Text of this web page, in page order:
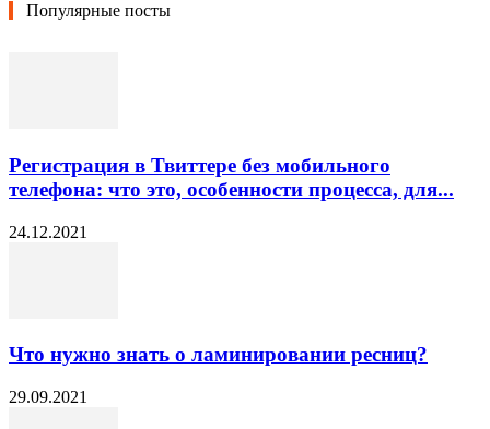
Популярные посты
Регистрация в Твиттере без мобильного
телефона: что это, особенности процесса, для...
24.12.2021
Что нужно знать о ламинировании ресниц?
29.09.2021